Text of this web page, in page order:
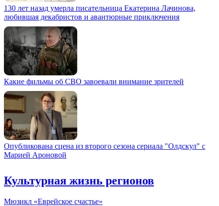
130 лет назад умерла писательница Екатерина Лачинова,
любившая декабристов и авантюрные приключения
Какие фильмы об СВО завоевали внимание зрителей
Опубликована сцена из второго сезона сериала "Олдскул" с
Марией Ароновой
Культурная жизнь регионов
Мюзикл «Еврейское счастье»